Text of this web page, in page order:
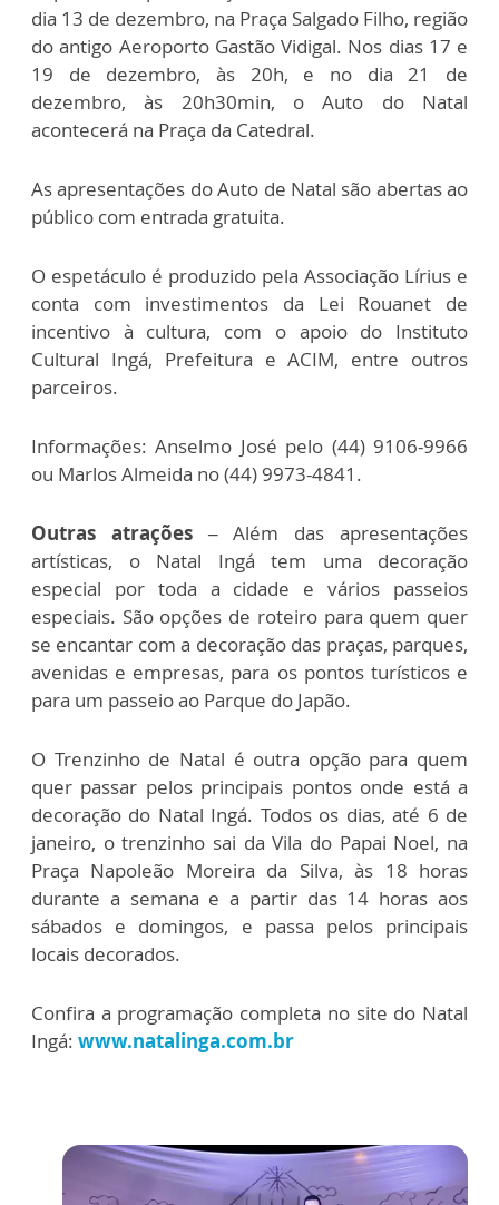
dia 13 de dezembro, na Praça Salgado Filho, região
do antigo Aeroporto Gastão Vidigal. Nos dias 17 e
19 de dezembro, às 20h, e no dia 21 de
dezembro, às 20h30min, o Auto do Natal
acontecerá na Praça da Catedral.
As apresentações do Auto de Natal são abertas ao
público com entrada gratuita.
O espetáculo é produzido pela Associação Lírius e
conta com investimentos da Lei Rouanet de
incentivo à cultura, com o apoio do Instituto
Cultural Ingá, Prefeitura e ACIM, entre outros
parceiros.
Informações: Anselmo José pelo (44) 9106-9966
ou Marlos Almeida no (44) 9973-4841.
Outras atrações –Além das apresentações
artísticas, o Natal Ingá tem uma decoração
especial por toda a cidade e vários passeios
especiais. São opções de roteiro para quem quer
se encantar com a decoração das praças, parques,
avenidas e empresas, para os pontos turísticos e
para um passeio ao Parque do Japão.
O Trenzinho de Natal é outra opção para quem
quer passar pelos principais pontos onde está a
decoração do Natal Ingá. Todos os dias, até 6 de
janeiro, o trenzinho sai da Vila do Papai Noel, na
Praça Napoleão Moreira da Silva, às 18 horas
durante a semana e a partir das 14 horas aos
sábados e domingos, e passa pelos principais
locais decorados.
Confira a programação completa no site do Natal
Ingá: www.natalinga.com.br